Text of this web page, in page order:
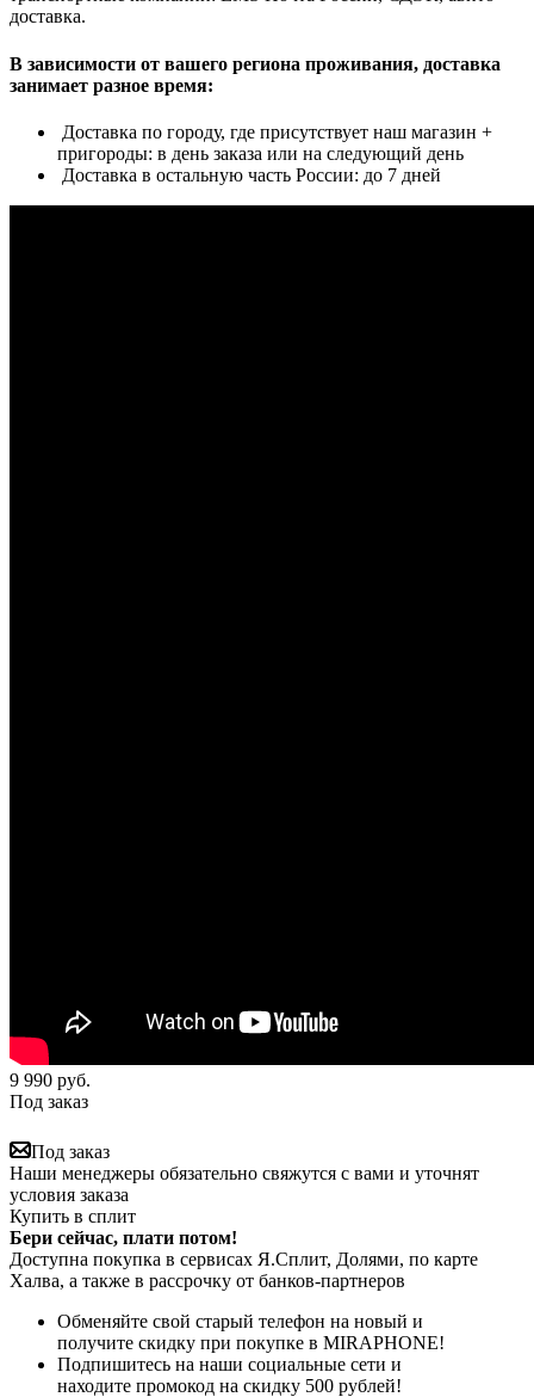
доставка.
В зависимости от вашего региона проживания, доставка
занимает разное время:
Доставка по городу, где присутствует наш магазин +
пригороды: в день заказа или на следующий день
Доставка в остальную часть России: до 7 дней
9 990 руб.
Под заказ
Под заказ
Наши менеджеры обязательно свяжутся с вами и уточнят
условия заказа
Купить в сплит
Бери сейчас, плати потом!
Доступна покупка в сервисах Я.Сплит, Долями, по карте
Халва, а также в рассрочку от банков-партнеров
Обменяйте свой старый телефон на новый и
получите скидку при покупке в MIRAPHONE!
Подпишитесь на наши социальные сети и
находите промокод на скидку 500 рублей!